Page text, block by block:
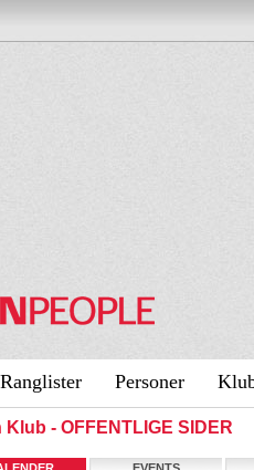
Ranglister Personer
- OFFENTLIGE SIDER